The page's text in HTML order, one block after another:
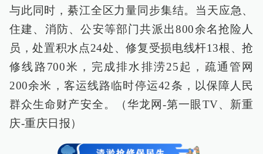
与此同时，綦江全区力量同步集结。当天应急、
住建、消防、公安等部门共派出800余名抢险人
员，处置积水点24处、修复受损电线杆13根、抢
修线路700米，完成排水排涝25起，疏通管网
200余米，客运线路临时停运42条，以保障人民
群众生命财产安全。（华龙网-第一眼TV、新重
庆-重庆日报）